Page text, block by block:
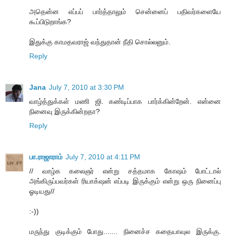
அதென்ன எப்பப் பார்த்தாலும் சென்னைப் பதிவர்களையே
கூப்பிடுறாங்க?
இதுக்கு காமதவராஜ் வந்துதான் நீதி சொல்லனும்.
Reply
Jana July 7, 2010 at 3:30 PM
வாழ்த்துக்கள் மணி ஜி. கண்டிப்பாக பார்க்கின்றேன். என்னை
நினைவு இருக்கின்றதா?
Reply
பா.ராஜாராம் July 7, 2010 at 4:11 PM
// வாழ்க கலைஞர் என்று சத்தமாக கோஷம் போட்டால்
அங்கிருப்பவர்கள் ரியாக்‌ஷன் எப்படி இருக்கும் என்று ஒரு நினைப்பு
ஓடியது//
:-))
மருந்து குடிக்கும் போது....... நினைச்ச கதையாவுல இருக்கு.